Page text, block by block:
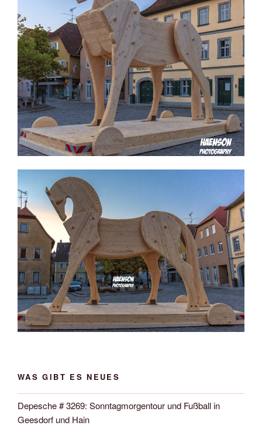
WAS GIBT ES NEUES
Depesche # 3269: Sonntagmorgentour und Fußball in
Geesdorf und Hain